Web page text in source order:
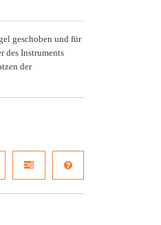
geschoben und für
des Instruments
der